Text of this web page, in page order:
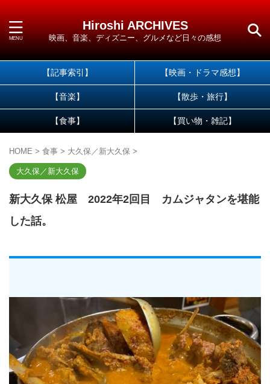
Hiroshi ARCHIVES
映画、音楽、ディズニー、グルメなど日々の感想
【記事索引】 【映画・ドラマ感想】
【音楽】 【散歩・旅行】
【食事】 【買い物・雑記】
HOME > 食事 > 大久保／新大久保 >
大久保／新大久保
新大久保 松屋 2022年2回目 カムジャタンを堪能
した話。